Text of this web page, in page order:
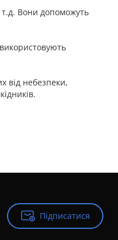
т.д. Вони допоможуть
від небезпеки,
Підписатися
Підписатися